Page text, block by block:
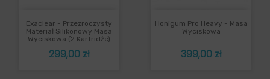
Exaclear - Przezroczysty
Materiał Silikonowy Masa
Wyciskowa (2 Kartridże)
Cena
299,00 zł
Honigum Pro Heavy - Masa
Wyciskowa
Cena
399,00 zł